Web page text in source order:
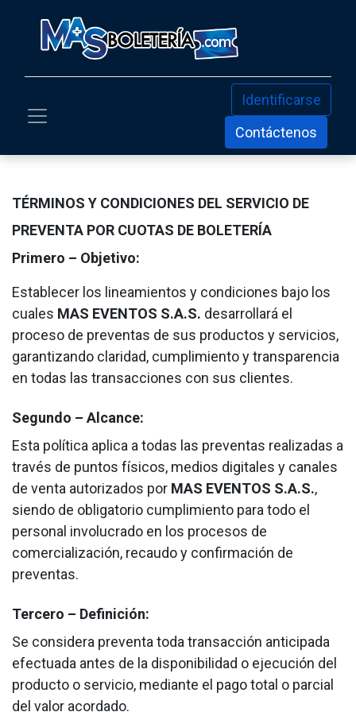
Identificarse
Contáctenos
TÉRMINOS Y CONDICIONES DEL SERVICIO DE
PREVENTA POR CUOTAS DE BOLETERÍA
Primero – Objetivo:
Establecer los lineamientos y condiciones bajo los
cuales MAS EVENTOS S.A.S. desarrollará el
proceso de preventas de sus productos y servicios,
garantizando claridad, cumplimiento y transparencia
en todas las transacciones con sus clientes.
Segundo – Alcance:
Esta política aplica a todas las preventas realizadas a
través de puntos físicos, medios digitales y canales
de venta autorizados por MAS EVENTOS S.A.S.,
siendo de obligatorio cumplimiento para todo el
personal involucrado en los procesos de
comercialización, recaudo y confirmación de
preventas.
Tercero – Definición:
Se considera preventa toda transacción anticipada
efectuada antes de la disponibilidad o ejecución del
producto o servicio, mediante el pago total o parcial
del valor acordado.